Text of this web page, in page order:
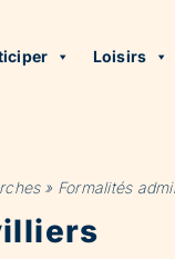
Loisirs
» Formalités